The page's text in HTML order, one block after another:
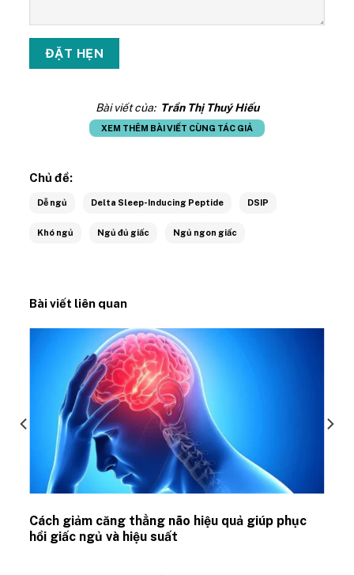
Bài viết của: Trần Thị Thuý Hiếu
XEM THÊM BÀI VIẾT CÙNG TÁC GIẢ
Chủ đề:
Dễ ngủ Delta Sleep-Inducing Peptide DSIP
Khó ngủ Ngủ đủ giấc Ngủ ngon giấc
Bài viết liên quan
Cách giảm căng thẳng não hiệu quả giúp phục
hồi giấc ngủ và hiệu suất